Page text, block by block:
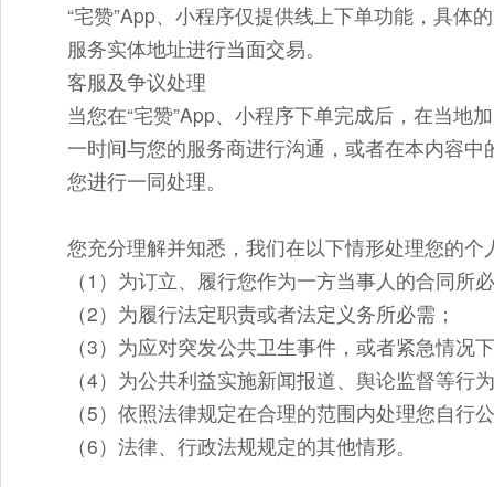
“宅赞”App、小程序仅提供线上下单功能，具体
服务实体地址进行当面交易。
客服及争议处理
当您在“宅赞”App、小程序下单完成后，在当地
一时间与您的服务商进行沟通，或者在本内容中
您进行一同处理。
您充分理解并知悉，我们在以下情形处理您的
（1）为订立、履行您作为一方当事人的合同所
（2）为履行法定职责或者法定义务所必需；
（3）为应对突发公共卫生事件，或者紧急情
（4）为公共利益实施新闻报道、舆论监督等行
（5）依照法律规定在合理的范围内处理您自
（6）法律、行政法规规定的其他情形。